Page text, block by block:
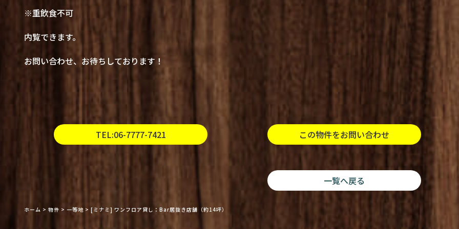
※重飲食不可
内覧できます。
お問い合わせ、お待ちしております！
TEL:06-7777-7421 この物件をお問い合わせ
一覧へ戻る
ホーム > 物件 > 一等地 > [ミナミ] ワンフロア貸し：Bar居抜き店舗（約14坪）